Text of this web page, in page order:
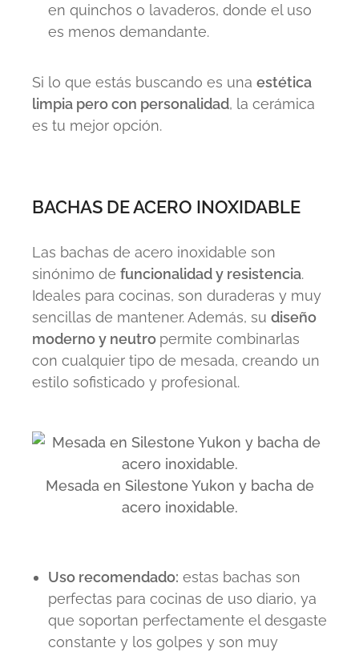
en quinchos o lavaderos, donde el uso
es menos demandante.
Si lo que estás buscando es una estética
limpia pero con personalidad, la cerámica
es tu mejor opción.
BACHAS DE ACERO INOXIDABLE
Las bachas de acero inoxidable son
sinónimo de funcionalidad y resistencia.
Ideales para cocinas, son duraderas y muy
sencillas de mantener. Además, su diseño
moderno y neutro permite combinarlas
con cualquier tipo de mesada, creando un
estilo sofisticado y profesional.
Mesada en Silestone Yukon y bacha de
acero inoxidable.
Uso recomendado: estas bachas son
perfectas para cocinas de uso diario, ya
que soportan perfectamente el desgaste
constante y los golpes y son muy